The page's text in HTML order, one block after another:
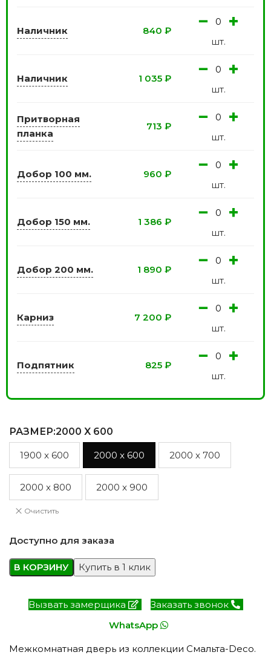
Наличник 840 ₽ − +
шт.
Наличник 1 035 ₽ − +
шт.
Притворная
планка
713 ₽ − +
шт.
Добор 100 мм. 960 ₽ − +
шт.
Добор 150 мм. 1 386 ₽ − +
шт.
Добор 200 мм. 1 890 ₽ − +
шт.
Карниз 7 200 ₽ − +
шт.
Подпятник 825 ₽ − +
шт.
РАЗМЕР:2000 X 600
1900 x 600 2000 x 600 2000 x 700
2000 x 800 2000 x 900
Очистить
Доступно для заказа
В КОРЗИНУ Купить в 1 клик
Вызвать замерщика
Заказать звонок
WhatsApp
Межкомнатная дверь из коллекции Смальта-Deco.